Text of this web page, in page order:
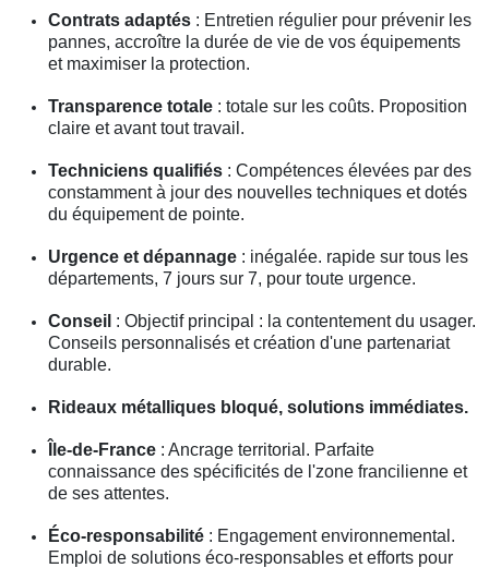
Contrats adaptés : Entretien régulier pour prévenir les
pannes, accroître la durée de vie de vos équipements
et maximiser la protection.
Transparence totale : totale sur les coûts. Proposition
claire et avant tout travail.
Techniciens qualifiés : Compétences élevées par des
constamment à jour des nouvelles techniques et dotés
du équipement de pointe.
Urgence et dépannage : inégalée. rapide sur tous les
départements, 7 jours sur 7, pour toute urgence.
Conseil : Objectif principal : la contentement du usager.
Conseils personnalisés et création d'une partenariat
durable.
Rideaux métalliques bloqué, solutions immédiates.
Île-de-France : Ancrage territorial. Parfaite
connaissance des spécificités de l'zone francilienne et
de ses attentes.
Éco-responsabilité : Engagement environnemental.
Emploi de solutions éco-responsables et efforts pour